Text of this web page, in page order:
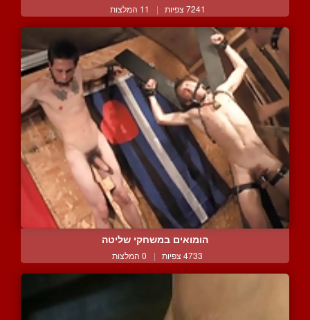
7241 צפיות | 11 המלצות
הומואים במשחקי שליטה
4733 צפיות | 0 המלצות